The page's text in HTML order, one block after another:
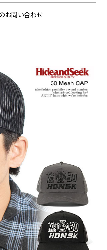
お問い合わせ